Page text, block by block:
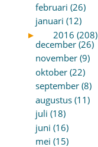
februari (26)
januari (12)
►
2016 (208)
december (26)
november (9)
oktober (22)
september (8)
augustus (11)
juli (18)
juni (16)
mei (15)